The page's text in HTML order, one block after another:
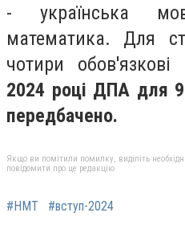
- українська
математика. Для
чотири
2024 році ДПА для
передбачено.
Якщо ви помітили помилку, виділіть
повідомити про це редакцію
#НМТ #вступ-2024